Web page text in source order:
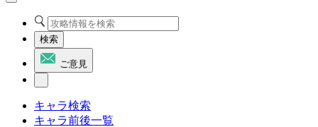
検索
ご意見
キャラ検索
キャラ前後一覧